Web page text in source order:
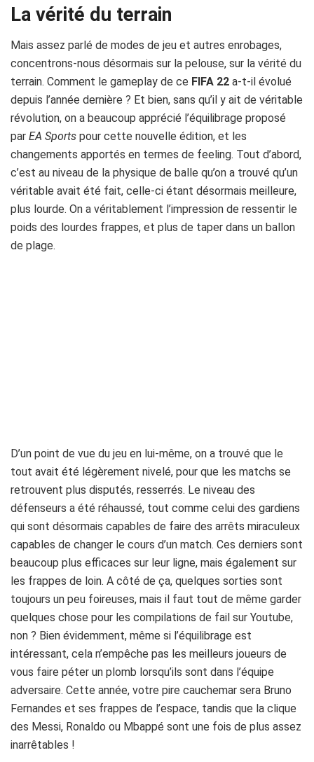
La vérité du terrain
Mais assez parlé de modes de jeu et autres enrobages,
concentrons-nous désormais sur la pelouse, sur la vérité du
terrain. Comment le gameplay de ce FIFA 22 a-t-il évolué
depuis l’année dernière ? Et bien, sans qu’il y ait de véritable
révolution, on a beaucoup apprécié l’équilibrage proposé
par EA Sports pour cette nouvelle édition, et les
changements apportés en termes de feeling. Tout d’abord,
c’est au niveau de la physique de balle qu’on a trouvé qu’un
véritable avait été fait, celle-ci étant désormais meilleure,
plus lourde. On a véritablement l’impression de ressentir le
poids des lourdes frappes, et plus de taper dans un ballon
de plage.
D’un point de vue du jeu en lui-même, on a trouvé que le
tout avait été légèrement nivelé, pour que les matchs se
retrouvent plus disputés, resserrés. Le niveau des
défenseurs a été réhaussé, tout comme celui des gardiens
qui sont désormais capables de faire des arrêts miraculeux
capables de changer le cours d’un match. Ces derniers sont
beaucoup plus efficaces sur leur ligne, mais également sur
les frappes de loin. A côté de ça, quelques sorties sont
toujours un peu foireuses, mais il faut tout de même garder
quelques chose pour les compilations de fail sur Youtube,
non ? Bien évidemment, même si l’équilibrage est
intéressant, cela n’empêche pas les meilleurs joueurs de
vous faire péter un plomb lorsqu’ils sont dans l’équipe
adversaire. Cette année, votre pire cauchemar sera Bruno
Fernandes et ses frappes de l’espace, tandis que la clique
des Messi, Ronaldo ou Mbappé sont une fois de plus assez
inarrêtables !